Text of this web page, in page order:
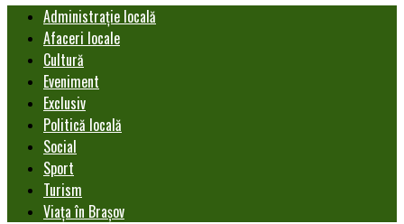
Administrație locală
Afaceri locale
Cultură
Eveniment
Exclusiv
Politică locală
Social
Sport
Turism
Viața în Brașov